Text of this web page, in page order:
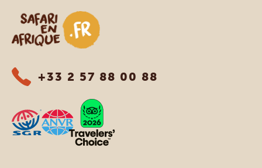
Safari en Afrique
+33 2 57 88 00 88